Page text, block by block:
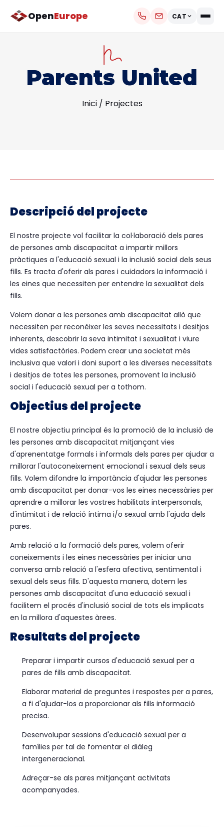
OpenEurope CAT
Parents United
Inici / Projectes
Descripció del projecte
El nostre projecte vol facilitar la col·laboració dels pares
de persones amb discapacitat a impartir millors
pràctiques a l'educació sexual i la inclusió social dels seus
fills. Es tracta d'oferir als pares i cuidadors la informació i
les eines que necessiten per entendre la sexualitat dels
fills.
Volem donar a les persones amb discapacitat allò que
necessiten per reconèixer les seves necessitats i desitjos
inherents, descobrir la seva intimitat i sexualitat i viure
vides satisfactòries. Podem crear una societat més
inclusiva que valori i doni suport a les diverses necessitats
i desitjos de totes les persones, promovent la inclusió
social i l'educació sexual per a tothom.
Objectius del projecte
El nostre objectiu principal és la promoció de la inclusió de
les persones amb discapacitat mitjançant vies
d'aprenentatge formals i informals dels pares per ajudar a
millorar l'autoconeixement emocional i sexual dels seus
fills. Volem difondre la importància d'ajudar les persones
amb discapacitat per donar-vos les eines necessàries per
aprendre a millorar les vostres habilitats interpersonals,
d'intimitat i de relació íntima i/o sexual amb l'ajuda dels
pares.
Amb relació a la formació dels pares, volem oferir
coneixements i les eines necessàries per iniciar una
conversa amb relació a l'esfera afectiva, sentimental i
sexual dels seus fills. D'aquesta manera, dotem les
persones amb discapacitat d'una educació sexual i
facilitem el procés d'inclusió social de tots els implicats
en la millora d'aquestes àrees.
Resultats del projecte
Preparar i impartir cursos d'educació sexual per a
pares de fills amb discapacitat.
Elaborar material de preguntes i respostes per a pares,
a fi d'ajudar-los a proporcionar als fills informació
precisa.
Desenvolupar sessions d'educació sexual per a
famílies per tal de fomentar el diàleg
intergeneracional.
Adreçar-se als pares mitjançant activitats
acompanyades.